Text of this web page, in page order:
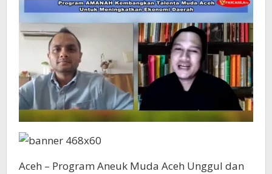
Aceh – Program Aneuk Muda Aceh Unggul dan